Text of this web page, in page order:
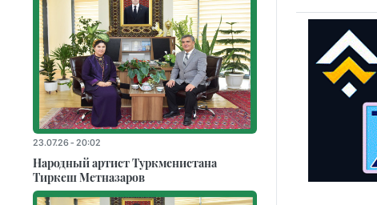
23.07.26 - 20:02
Народный артист Туркменистана
Тиркеш Мeтназаров